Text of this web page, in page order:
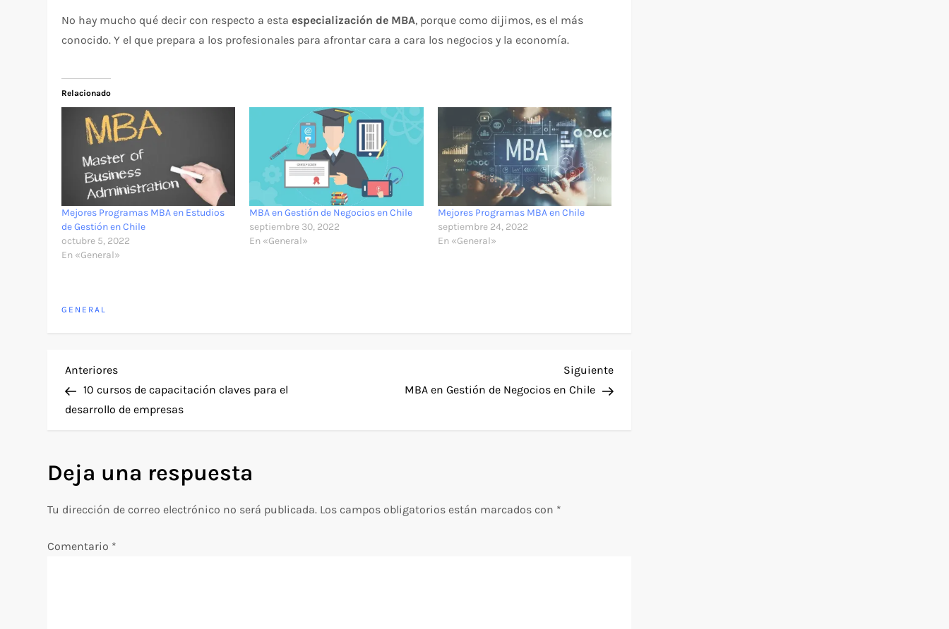
No hay mucho qué decir con respecto a estaespecialización de MBA, porque como dijimos, es el más
conocido. Y el que prepara a los profesionales para afrontar cara a cara los negocios y la economía.
Relacionado
Mejores Programas MBA en Estudios
de Gestión en Chile
octubre 5, 2022
En «General»
MBA en Gestión de Negocios en Chile
septiembre 30, 2022
En «General»
Mejores Programas MBA en Chile
septiembre 24, 2022
En «General»
GENERAL
N
a
e
g
a
Entrada
anterior
Anteriores
10 cursos de capacitación claves para el
desarrollo de empresas
Siguiente
entrada
Siguiente
MBA en Gestión de Negocios en Chile
Deja una respuesta
Tu dirección de correo electrónico no será publicada. Los campos obligatorios están marcados con *
Comentario *